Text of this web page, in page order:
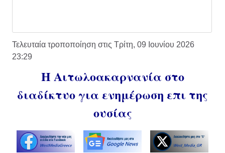
Τελευταία τροποποίηση στις Τρίτη, 09 Ιουνίου 2026
23:29
Η Αιτωλοακαρνανία στο
διαδίκτυο για ενημέρωση επι της
ουσίας